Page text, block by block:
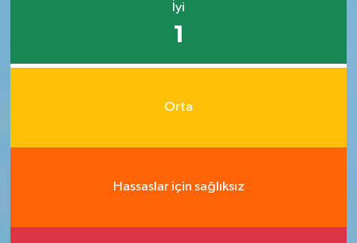
İyi
1
Orta
Hassaslar için sağlıksız